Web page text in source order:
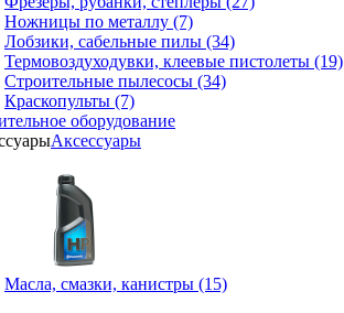
Ножницы по металлу (7)
Лобзики, сабельные пилы (34)
Термовоздуходувки, клеевые пистолеты (19)
Строительные пылесосы (34)
Краскопульты (7)
оборудование
Аксессуары
Масла, смазки, канистры (15)